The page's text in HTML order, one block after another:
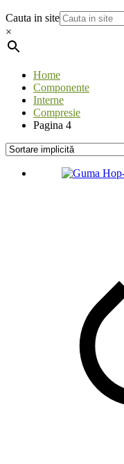
Cauta in site
×
Home
Componente
Interne
Compresie
Pagina 4